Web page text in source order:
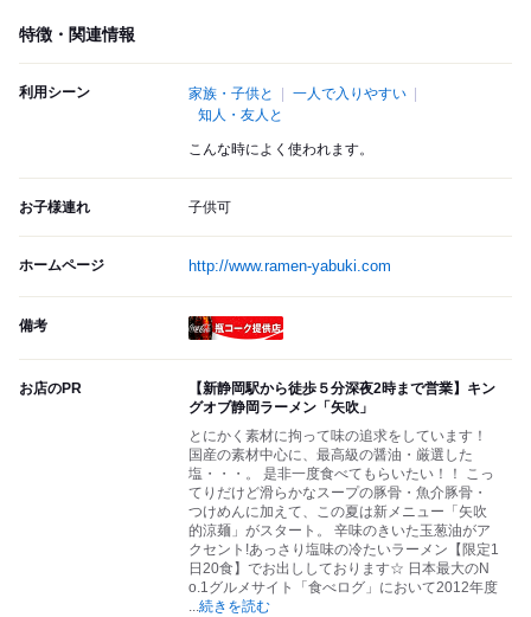
特徴・関連情報
利用シーン 家族・子供と
一人で入りやすい
知人・友人と
こんな時によく使われます。
お子様連れ 子供可
ホームページ http://www.ramen-yabuki.com
備考
お店のPR
【新静岡駅から徒歩５分深夜2時まで営業】キン
グオブ静岡ラーメン「矢吹」
とにかく素材に拘って味の追求をしています！
国産の素材中心に、最高級の醤油・厳選した
塩・・・。 是非一度食べてもらいたい！！ こっ
てりだけど滑らかなスープの豚骨・魚介豚骨・
つけめんに加えて、この夏は新メニュー「矢吹
的涼麺」がスタート。 辛味のきいた玉葱油がア
クセント!あっさり塩味の冷たいラーメン【限定1
日20食】でお出ししております☆ 日本最大のN
o.1グルメサイト「食べログ」において2012年度
...続きを読む